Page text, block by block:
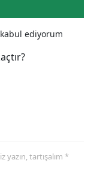
ediyorum
tartışalım *